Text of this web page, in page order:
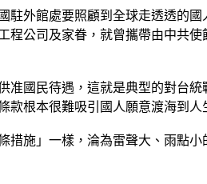
駐外館處要照顧到全球走透透的
程公司及家眷，就曾攜帶由中共
准國民待遇，這就是典型的對台
根本很難吸引國人願意渡海到人
措施」一樣，淪為雷聲大、雨點